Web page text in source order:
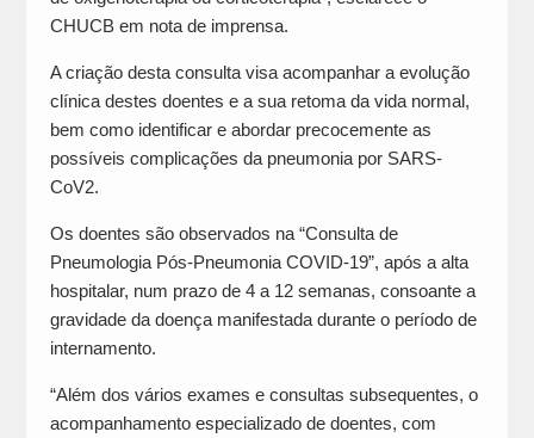
CHUCB em nota de imprensa.
A criação desta consulta visa acompanhar a evolução
clínica destes doentes e a sua retoma da vida normal,
bem como identificar e abordar precocemente as
possíveis complicações da pneumonia por SARS-
CoV2.
Os doentes são observados na “Consulta de
Pneumologia Pós-Pneumonia COVID-19”, após a alta
hospitalar, num prazo de 4 a 12 semanas, consoante a
gravidade da doença manifestada durante o período de
internamento.
“Além dos vários exames e consultas subsequentes, o
acompanhamento especializado de doentes, com